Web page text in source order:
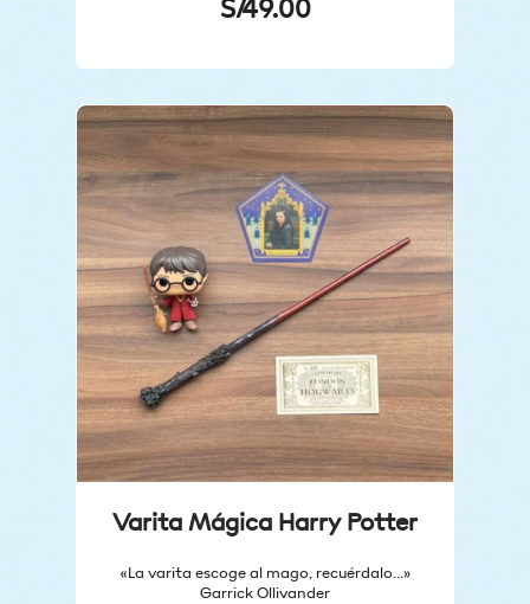
S/49.00
Varita Mágica Harry Potter
«La varita escoge al mago, recuérdalo…»
Garrick Ollivander